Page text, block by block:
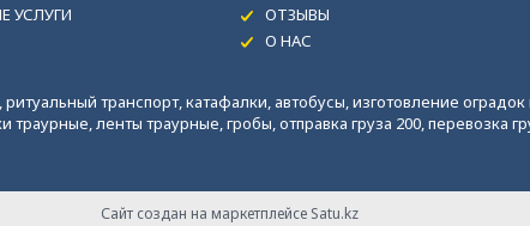
УСЛУГИ
ОТЗЫВЫ
О НАС
транспорт, катафалки, автобусы, изготовление
ленты траурные, гробы, отправка груза 200, перевозка
Сайт создан на маркетплейсе Satu.kz